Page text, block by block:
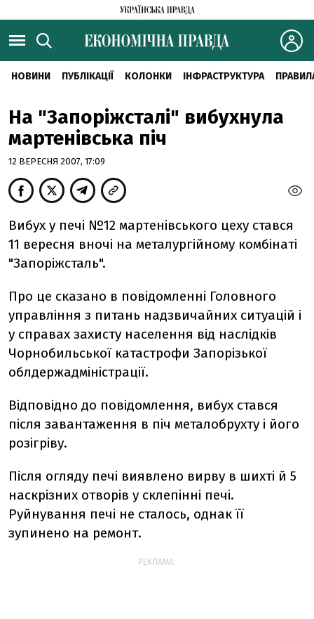
НОВИНИ ПУБЛІКАЦІЇ КОЛОНКИ ІНФРАСТРУКТУРА
На "Запоріжсталі" вибухнула
мартенівська піч
12 ВЕРЕСНЯ 2007, 17:09
Вибух у печі №12 мартенівського цеху стався
11 вересня вночі на металургійному комбінаті
"Запоріжсталь".
Про це сказано в повідомленні Головного
управління з питань надзвичайних ситуацій і
у справах захисту населення від наслідків
Чорнобильської катастрофи Запорізької
облдержадміністрації.
Відповідно до повідомлення, вибух стався
після завантаження в піч металобрухту і його
розігріву.
Після огляду печі виявлено вирву в шихті й 5
наскрізних отворів у склепінні печі.
Руйнування печі не сталось, однак її
зупинено на ремонт.
РЕКЛАМА: